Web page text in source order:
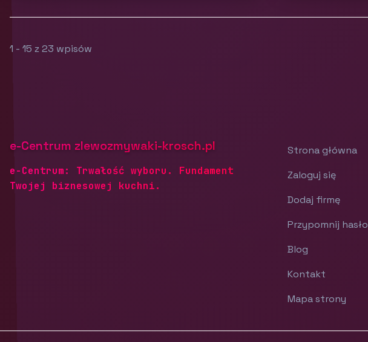
1 - 15 z 23 wpisów
e-Centrum zlewozmywaki-krosch.pl
e-Centrum: Trwałość wyboru. Fundament
Twojej biznesowej kuchni.
Strona główna
Zaloguj się
Dodaj firmę
Przypomnij hasło
Blog
Kontakt
Mapa strony